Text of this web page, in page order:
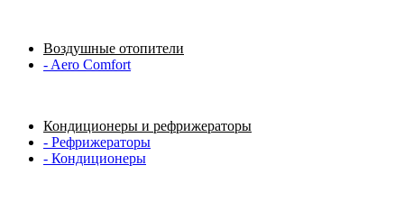
Воздушные отопители
- Aero Comfort
Кондиционеры и рефрижераторы
- Рефрижераторы
- Кондиционеры